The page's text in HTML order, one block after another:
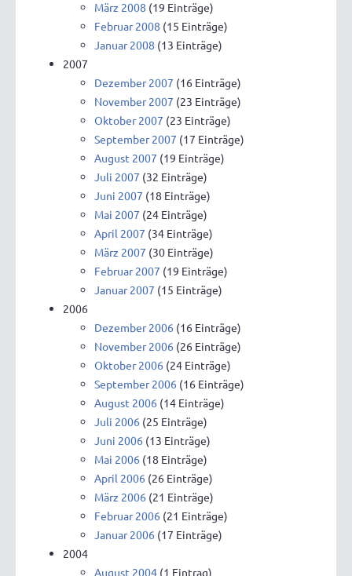
März 2008 (19 Einträge)
Februar 2008 (15 Einträge)
Januar 2008 (13 Einträge)
2007
Dezember 2007 (16 Einträge)
November 2007 (23 Einträge)
Oktober 2007 (23 Einträge)
September 2007 (17 Einträge)
August 2007 (19 Einträge)
Juli 2007 (32 Einträge)
Juni 2007 (18 Einträge)
Mai 2007 (24 Einträge)
April 2007 (34 Einträge)
März 2007 (30 Einträge)
Februar 2007 (19 Einträge)
Januar 2007 (15 Einträge)
2006
Dezember 2006 (16 Einträge)
November 2006 (26 Einträge)
Oktober 2006 (24 Einträge)
September 2006 (16 Einträge)
August 2006 (14 Einträge)
Juli 2006 (25 Einträge)
Juni 2006 (13 Einträge)
Mai 2006 (18 Einträge)
April 2006 (26 Einträge)
März 2006 (21 Einträge)
Februar 2006 (21 Einträge)
Januar 2006 (17 Einträge)
2004
August 2004 (1 Eintrag)